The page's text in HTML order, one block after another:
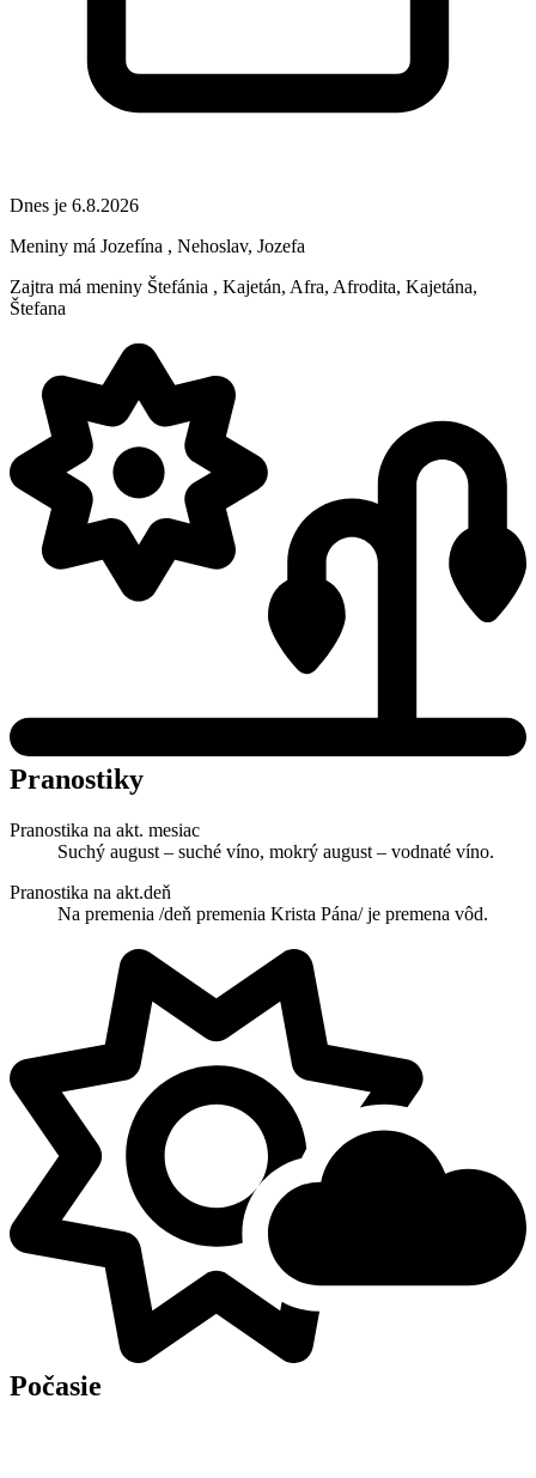
Dnes je 6.8.2026
Meniny má Jozefína , Nehoslav, Jozefa
Zajtra má meniny Štefánia , Kajetán, Afra, Afrodita, Kajetána,
Štefana
Pranostiky
Pranostika na akt. mesiac
Suchý august – suché víno, mokrý august – vodnaté víno.
Pranostika na akt.deň
Na premenia /deň premenia Krista Pána/ je premena vôd.
Počasie